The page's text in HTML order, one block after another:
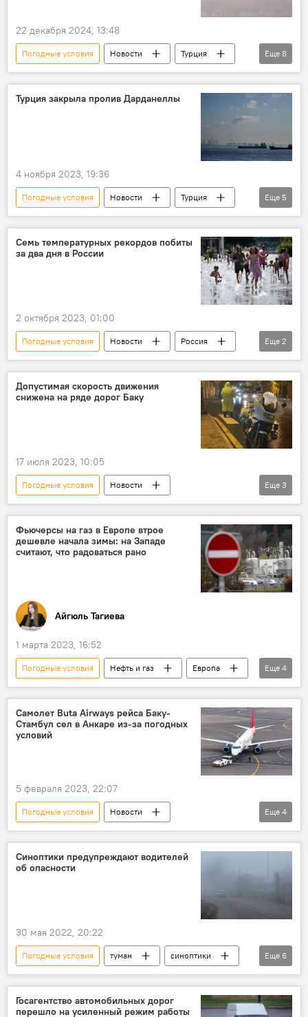
22 декабря 2024, 13:48
Погодные условия Новости
Турция
турецкая провинция Мугла
Вертолет
Крушение
Больница
Еще 8
Турция закрыла пролив Дарданеллы
4 ноября 2023, 19:36
Погодные условия Новости
Турция
Береговая охрана
Дарданеллы
Закрытие
Еще 5
Семь температурных рекордов побиты
за два дня в России
2 октября 2023, 01:00
Погодные условия Новости
Россия
Гидрометцентр РФ
температурный рекорд
Еще 2
Допустимая скорость движения
снижена на ряде дорог Баку
17 июля 2023, 10:05
Погодные условия
Новости
Азербайджан
Центр интеллектуального управления транспортом
Государственная дорожная полиция
Еще 3
Фьючерсы на газ в Европе втрое
дешевле начала зимы: на Западе
считают, что радоваться рано
Айгюль Тагиева
1 марта 2023, 16:52
Погодные условия Нефть и газ
Европа
США
Министерство энергетики
Нидерланды
Международное энергетическое агентство
Еще 4
Самолет Buta Airways рейса Баку-
Стамбул сел в Анкаре из-за погодных
условий
5 февраля 2023, 22:07
Погодные условия
Новости
BUTA AIRWAYS
самолет
Анкара
экстренная посадка
Еще 4
Синоптики предупреждают водителей
об опасности
30 мая 2022, 20:22
Погодные условия туман
синоптики
Предупреждение
Прогноз погоды
дороги
горы
ЖИЗНЬ
Еще 6
Госагентство автомобильных дорог
перешло на усиленный режим работы